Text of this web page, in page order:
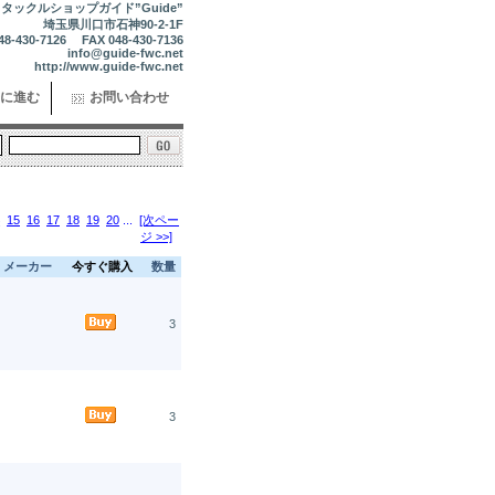
タックルショップガイド”Guide”
埼玉県川口市石神90-2-1F
430-7126 FAX 048-430-7136
info@guide-fwc.net
http://www.guide-fwc.net
進む お問い合わせ
15 16 17 18 19 20
[次ペー
ジ >>]
メーカー 今すぐ購入 数量
3
3